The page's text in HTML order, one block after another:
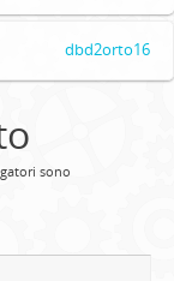
dbd2orto16
sono